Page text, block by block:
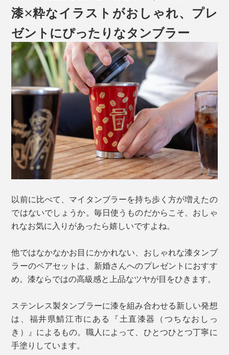
漆×粋なイラストがおしゃれ、プレ
ゼントにぴったりなタンブラー
以前に比べて、マイタンブラーを持ち歩く方が増えたの
ではないでしょうか。毎日使うものだからこそ、おしゃ
れなお気に入りがあったら嬉しいですよね。
他ではなかなかお目にかかれない、おしゃれな漆タンブ
ラーのペアセットは、新婚さんへのプレゼントにおすす
め。漆ならではの高級感と上品なツヤが目をひきます。
ステンレス製タンブラーに漆を組み合わせる新しい発想
は、福井県鯖江市にある『土直漆器（つちなおしっ
き）』によるもの。職人によって、ひとつひとつ丁寧に
手塗りしています。